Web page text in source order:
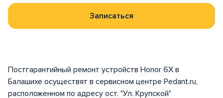
Записаться
Постгарантийный ремонт устройств Honor 6X в
Балашихе осуществят в сервисном центре Pedant.ru,
расположенном по адресу ост. "Ул. Крупской"